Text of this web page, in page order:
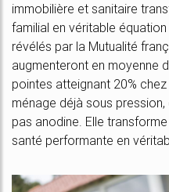
immobilière et sanitaire
familial en véritable
révélés par la Mutualité
augmenteront en moyenne
pointes atteignant 20%
ménage déjà sous
pas anodine. Elle
santé performante en